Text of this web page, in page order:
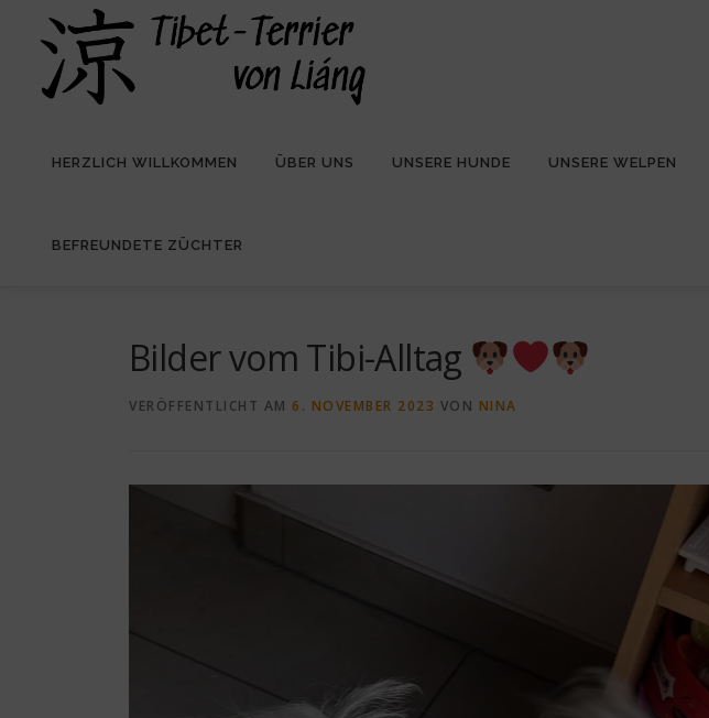
springen
HERZLICH WILLKOMMEN ÜBER UNS UNSERE HUNDE UNSERE WELPEN
BEFREUNDETE ZÜCHTER
Bilder vom Tibi-Alltag
VERÖFFENTLICHT AM 6. NOVEMBER 2023 VON NINA